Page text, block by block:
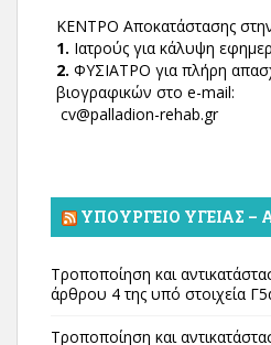
ΚΕΝΤΡΟ Αποκατάστασης
1. Ιατρούς για κάλυψη
2. ΦΥΣΙΑΤΡΟ για πλήρη
βιογραφικών στο e-mail:
cv@palladion-rehab.gr
ΥΠΟΥΡΓΕΊΟ ΥΓΕΊΑΣ –
Τροποποίηση και
άρθρου 4 της υπό στοιχεία
Τροποποίηση και